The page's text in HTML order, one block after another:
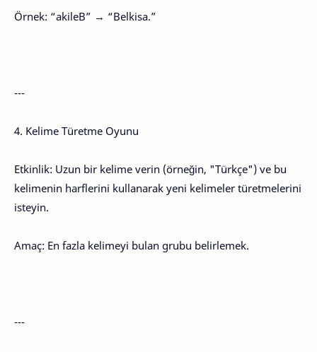
Örnek: “akileB” → “Belkisa.”
---
4. Kelime Türetme Oyunu
Etkinlik: Uzun bir kelime verin (örneğin, "Türkçe") ve bu
kelimenin harflerini kullanarak yeni kelimeler türetmelerini
isteyin.
Amaç: En fazla kelimeyi bulan grubu belirlemek.
---